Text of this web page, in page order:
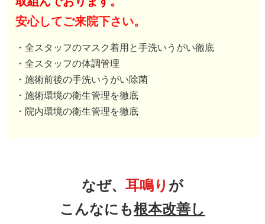
安心してご来院下さい。
・全スタッフのマスク着用と手洗いうがい徹底
・全スタッフの体調管理
・施術前後の手洗いうがい除菌
・施術環境の衛生管理を徹底
・院内環境の衛生管理を徹底
なぜ、 耳鳴り が
こんなにも根本改善し